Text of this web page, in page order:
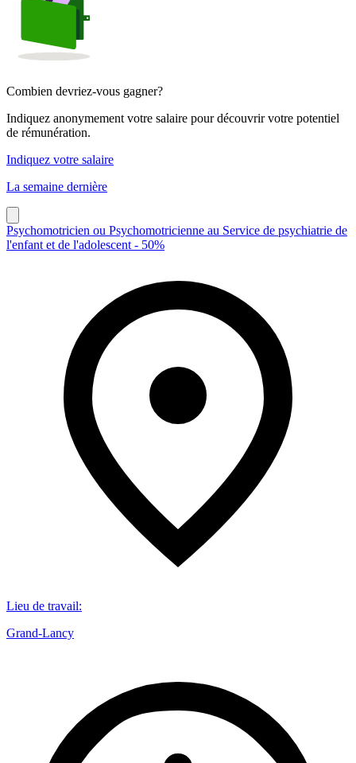
Combien devriez-vous gagner?
Indiquez anonymement votre salaire pour découvrir votre potentiel
de rémunération.
Indiquez votre salaire
La semaine dernière
Psychomotricien ou Psychomotricienne au Service de psychiatrie de
l'enfant et de l'adolescent - 50%
Lieu de travail:
Grand-Lancy